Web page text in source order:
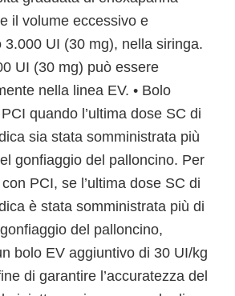
il volume eccessivo e
3.000 UI (30 mg), nella siringa.
UI (30 mg) può essere
nella linea EV. • Bolo
quando l’ultima dose SC di
sia stata somministrata più
gonfiaggio del palloncino. Per
PCI, se l’ultima dose SC di
è stata somministrata più di
del palloncino,
bolo EV aggiuntivo di 30 UI/kg
di garantire l’accuratezza del